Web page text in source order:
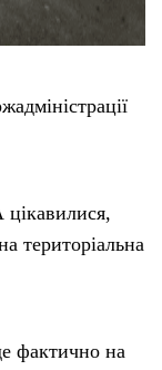
територіальна
фактично на